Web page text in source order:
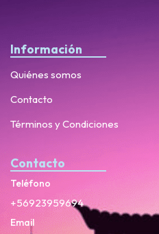
Información
Quiénes somos
Contacto
Términos y Condiciones
Contacto
Teléfono
+56923959694
Email